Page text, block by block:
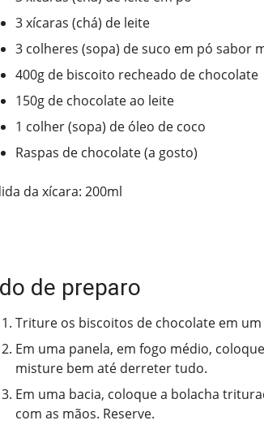
3 xícaras (chá) de leite
3 colheres (sopa) de suco em pó sabor
400g de biscoito recheado de chocolate
150g de chocolate ao leite
1 colher (sopa) de óleo de coco
Raspas de chocolate (a gosto)
da xícara: 200ml
de preparo
Triture os biscoitos de chocolate em
Em uma panela, em fogo médio,
misture bem até derreter tudo.
Em uma bacia, coloque a bolacha
com as mãos. Reserve.